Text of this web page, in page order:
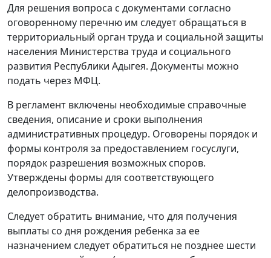
Для решения вопроса с документами согласно
оговоренному перечню им следует обращаться в
территориальный орган труда и социальной защиты
населения Министерства труда и социального
развития Республики Адыгея. Документы можно
подать через МФЦ.
В регламент включены необходимые справочные
сведения, описание и сроки выполнения
административных процедур. Оговорены порядок и
формы контроля за предоставлением госуслуги,
порядок разрешения возможных споров.
Утверждены формы для соответствующего
делопроизводства.
Следует обратить внимание, что для получения
выплаты со дня рождения ребенка за ее
назначением следует обратиться не позднее шести